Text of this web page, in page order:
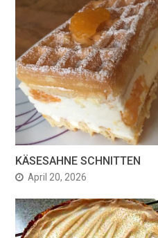
KÄSESAHNE SCHNITTEN
April 20, 2026